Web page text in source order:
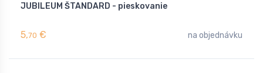
JUBILEUM ŠTANDARD - pieskovanie
5,70 € na objednávku